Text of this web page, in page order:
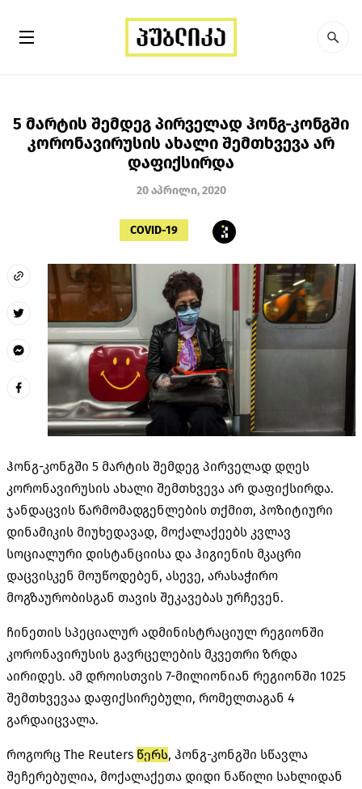
5 მარტის შემდეგ პირველად ჰონგ-კონგში
კორონავირუსის ახალი შემთხვევა არ
დაფიქსირდა
20 აპრილი, 2020
COVID-19
ჰონგ-კონგში 5 მარტის შემდეგ პირველად დღეს
კორონავირუსის ახალი შემთხვევა არ დაფიქსირდა.
ჯანდაცვის წარმომადგენლების თქმით, პოზიტიური
დინამიკის მიუხედავად, მოქალაქეებს კვლავ
სოციალური დისტანციისა და ჰიგიენის მკაცრი
დაცვისკენ მოუწოდებენ, ასევე, არასაჭირო
მოგზაურობისგან თავის შეკავებას ურჩევენ.
ჩინეთის სპეციალურ ადმინისტრაციულ რეგიონში
კორონავირუსის გავრცელების მკვეთრი ზრდა
აირიდეს. ამ დროისთვის 7-მილიონიან რეგიონში 1025
შემთხვევაა დაფიქსირებული, რომელთაგან 4
გარდაიცვალა.
როგორც The Reuters წერს, ჰონგ-კონგში სწავლა
შეჩერებულია, მოქალაქეთა დიდი ნაწილი სახლიდან